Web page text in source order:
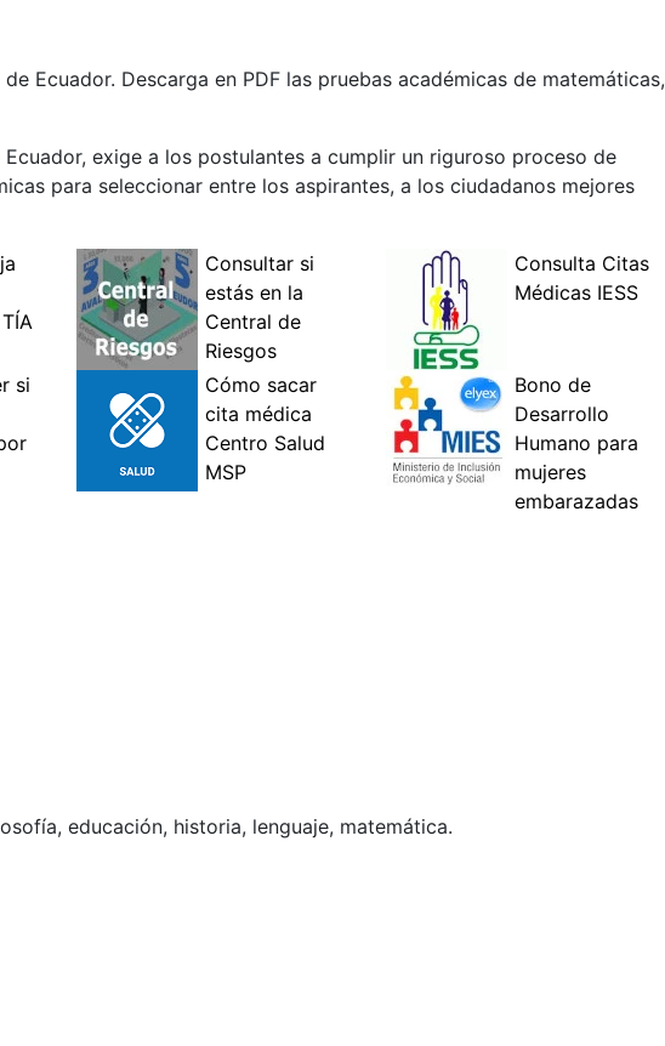
Ecuador. Descarga en PDF las pruebas académicas de matemáticas,
exige a los postulantes a cumplir un riguroso proceso de
para seleccionar entre los aspirantes, a los ciudadanos mejores
educación, historia, lenguaje, matemática.